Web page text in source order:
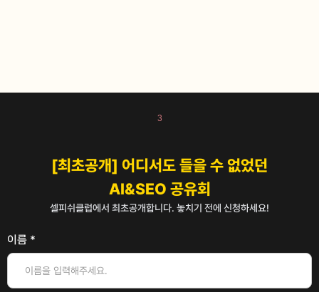
3
[최초공개] 어디서도 들을 수 없었던
AI&SEO 공유회
셀피쉬클럽에서 최초공개합니다. 놓치기 전에 신청하세요!
이름 *